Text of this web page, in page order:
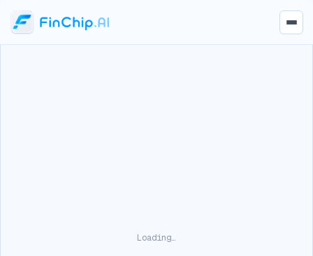
Loading…